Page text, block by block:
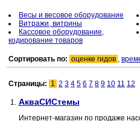
Весы и весовое оборудование
Витражи, витрины
Кассовое оборудование,
кодирование товаров
Сортировать по: оценке гидов ,
Страницы: 1 2 3 4 5 6 7 8 9 10 11 12
1. АкваСИСтемы
Интернет-магазин по продаже